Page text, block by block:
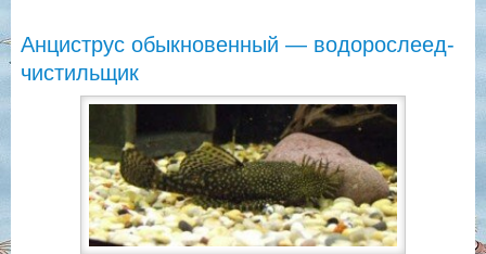
Анциструс обыкновенный — водорослеед-
чистильщик